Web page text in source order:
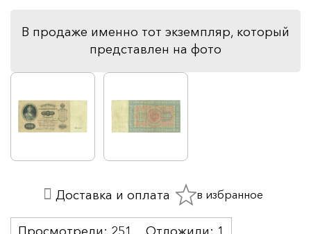
В продаже именно тот экземпляр, который
представлен на фото
Доставка и оплата в избранное